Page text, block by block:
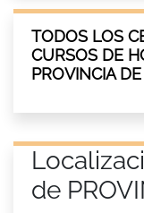
TODOS LOS
CURSOS DE
PROVINCIA
de